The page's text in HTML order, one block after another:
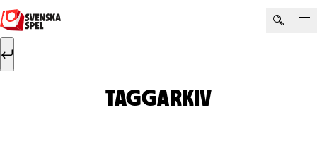
Hoppa till innehåll
Sök efter:
TAGGARKIV